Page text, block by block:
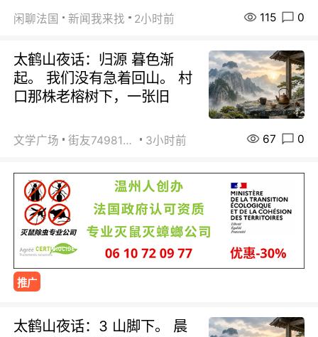
闲聊法国 新闻我来找 2小时前 115 0
太鹤山夜话：归源 暮色渐
起。 我们没有急着回山。 村
口那株老榕树下，一张旧
文学广场 街友74981146 3小时前 67 0
推广
太鹤山夜话：3 山脚下。 晨